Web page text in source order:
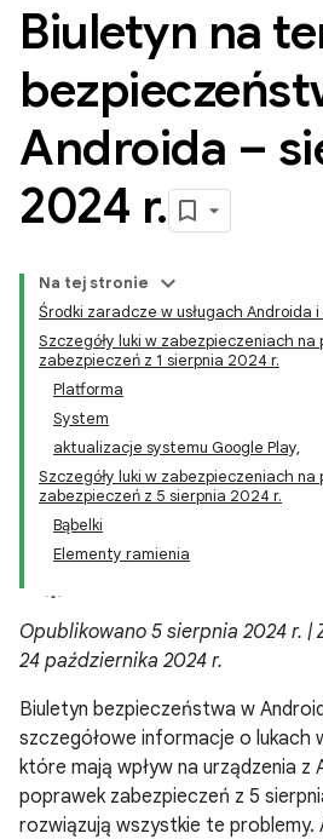
Biuletyn na
Androida –
2024 r.
Na tej stronie
Środki zaradcze w usługach Androida i
Szczegóły luki w zabezpieczeniach
zabezpieczeń z 1 sierpnia 2024 r.
Platforma
System
aktualizacje systemu Google Play,
Szczegóły luki w zabezpieczeniach
zabezpieczeń z 5 sierpnia 2024 r.
Bąbelki
Elementy ramienia
Opublikowano 5 sierpnia 2024 r. |
24 października 2024 r.
Biuletyn bezpieczeństwa w
szczegółowe informacje o lukach
które mają wpływ na urządzenia z
poprawek zabezpieczeń z 5
rozwiązują wszystkie te problemy.